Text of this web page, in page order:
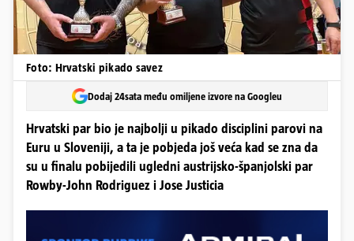
Foto: Hrvatski pikado savez
Dodaj 24sata među omiljene izvore na Googleu
Hrvatski par bio je najbolji u pikado disciplini parovi na
Euru u Sloveniji, a ta je pobjeda još veća kad se zna da
su u finalu pobijedili ugledni austrijsko-španjolski par
Rowby-John Rodriguez i Jose Justicia